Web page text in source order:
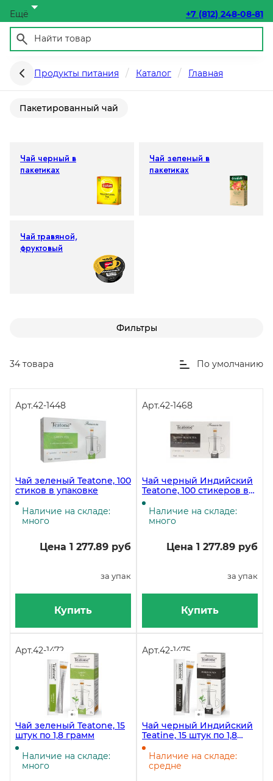
Ещё +7 (812) 248-08-81
Продукты питания Каталог Главная
Чай
Пакетированный чай
Чай черный в
пакетиках
Чай зеленый в
пакетиках
Чай травяной,
фруктовый
Фильтры
34 товара По умолчанию
Арт.42-1448
Чай зеленый Teatone, 100
стиков в упаковке
Наличие на складе:
много
Цена 1 277.89 руб
за упак
Купить
Арт.42-1468
Чай черный Индийский
Teatone, 100 стикеров в
упаковке
Наличие на складе:
много
Цена 1 277.89 руб
за упак
Купить
Арт.42-1472
Чай зеленый Teatone, 15
штук по 1,8 грамм
Наличие на складе:
много
Арт.42-1475
Чай черный Индийский
Teatine, 15 штук по 1,8
грамм
Наличие на складе:
средне